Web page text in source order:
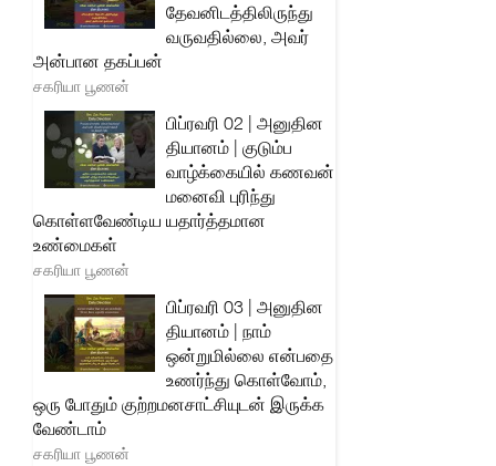
தேவனிடத்திலிருந்து
வருவதில்லை, அவர்
அன்பான தகப்பன்
சகரியா பூணன்
பிப்ரவரி 02 | அனுதின
தியானம் | குடும்ப
வாழ்க்கையில் கணவன்
மனைவி புரிந்து
கொள்ளவேண்டிய யதார்த்தமான
உண்மைகள்
சகரியா பூணன்
பிப்ரவரி 03 | அனுதின
தியானம் | நாம்
ஒன்றுமில்லை என்பதை
உணர்ந்து கொள்வோம்,
ஒரு போதும் குற்றமனசாட்சியுடன் இருக்க
வேண்டாம்
சகரியா பூணன்